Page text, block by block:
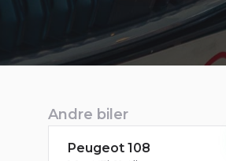
Andre biler
Billeder kommer snart
Peugeot 108